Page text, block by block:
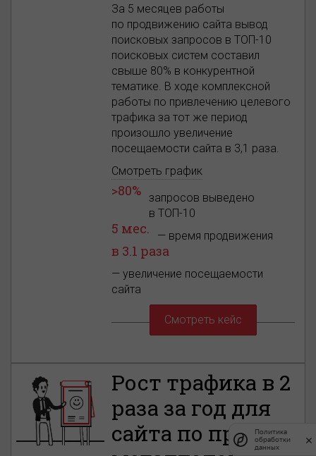
За 5 месяцев работы
по продвижению сайта вывод
поисковых запросов в ТОП-10
поисковых систем составил
свыше 80% в конкурентной
тематике. В ходе комплексной
работы по привлечению целевого
трафика за тот же период
произошло увеличение
посещаемости сайта в 3,1 раза.
Смотреть график
>80%
запросов выведено
в ТОП-10
5 мес. — время продвижения
в 3.1 раза
— увеличение посещаемости
сайта
Смотреть кейс
Рост трафика в 2
раза за год для
сайта по приему
Политика
обработки
данных